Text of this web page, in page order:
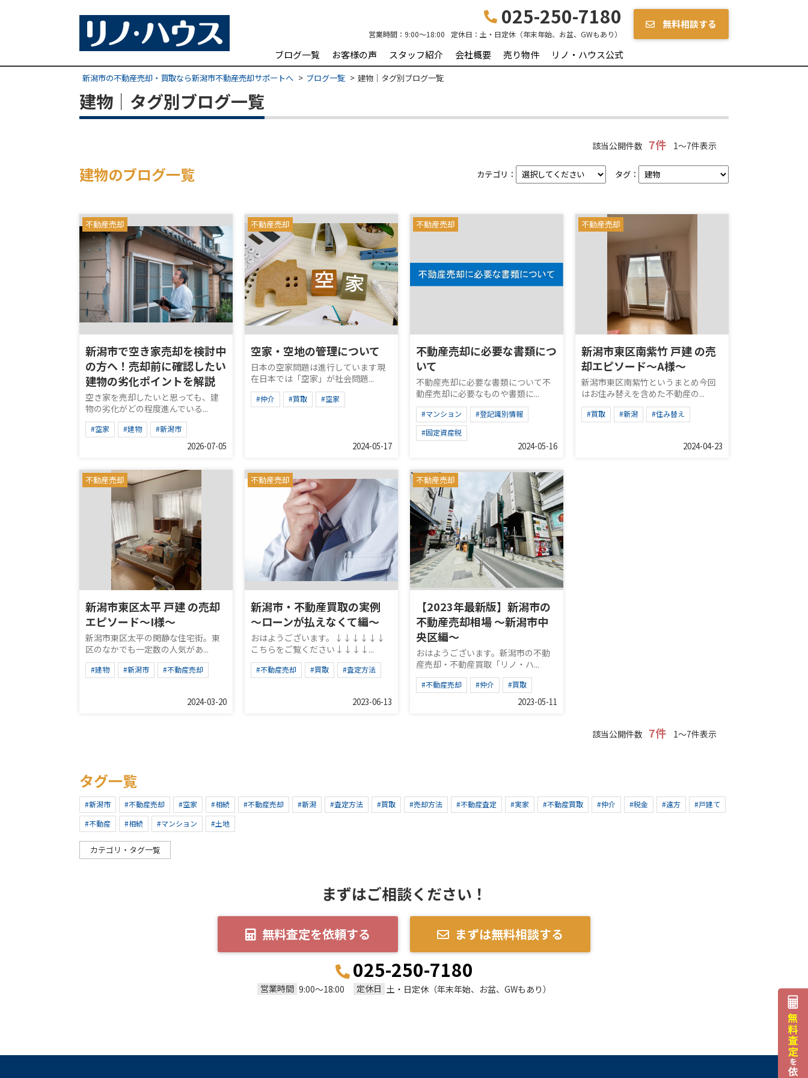
025-250-7180
営業時間： 9:00～18:00 定休日： 土・日定休（年末年始、お盆、GWもあり）
無料相談する
ブログ一覧 お客様の声 スタッフ紹介 会社概要 売り物件 リノ・ハウス公式
新潟市の不動産売却・買取なら新潟市不動産売却サポートへ ブログ一覧 建物｜タグ別ブログ一覧
建物｜タグ別ブログ一覧
該当公開件数 7件 1～7件表示
建物のブログ一覧 カテゴリ： タグ：
不動産売却
新潟市で空き家売却を検討中
の方へ！売却前に確認したい
建物の劣化ポイントを解説
空き家を売却したいと思っても、建
物の劣化がどの程度進んでいる...
#空家 #建物 #新潟市
2026-07-05
不動産売却
空家・空地の管理について
日本の空家問題は進行しています現
在日本では「空家」が社会問題...
#仲介 #買取 #空家
2024-05-17
不動産売却
不動産売却に必要な書類につ
いて
不動産売却に必要な書類について不
動産売却に必要なものや書類に...
#マンション
#登記識別情報
#固定資産税
2024-05-16
不動産売却
新潟市東区南紫竹 戸建 の売
却エピソード～A様～
新潟市東区南紫竹というまとめ今回
はお住み替えを含めた不動産の...
#買取 #新潟 #住み替え
2024-04-23
不動産売却
新潟市東区太平 戸建 の売却
エピソード～I様～
新潟市東区太平の閑静な住宅街。東
区のなかでも一定数の人気があ...
#建物 #新潟市 #不動産売却
2024-03-20
不動産売却
新潟市・不動産買取の実例
～ローンが払えなくて編～
おはようございます。↓↓↓↓↓↓
こちらをご覧ください↓↓↓↓...
#不動産売却 #買取 #査定方法
2023-06-13
不動産売却
【2023年最新版】新潟市の
不動産売却相場 ～新潟市中
央区編～
おはようございます。新潟市の不動
産売却・不動産買取「リノ・ハ...
#不動産売却 #仲介 #買取
2023-05-11
該当公開件数 7件 1～7件表示
タグ一覧
#新潟市 #不動産売却 #空家 #相続 #不動産売却 #新潟 #査定方法 #買取 #売却方法 #不動産査定 #実家 #不動産買取 #仲介 #税金 #遠方
#戸建て
#不動産
#相続 #マンション #土地
カテゴリ・タグ一覧
まずはご相談ください！
無料査定を依頼する まずは無料相談する
025-250-7180
営業時間 9:00～18:00 定休日 土・日定休（年末年始、お盆、GWもあり）